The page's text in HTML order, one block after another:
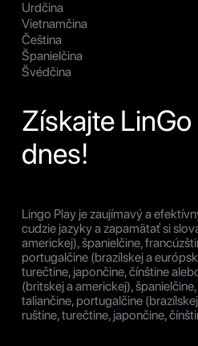
Urdčina
Vietnamčina
Čeština
Španielčina
Švédčina
Získajte
dnes!
Lingo Play je zaujímavý a
cudzie jazyky a zapamätať si
americkej), španielčine,
portugalčine (brazílskej a
turečtine, japončine, čínštine
(britskej a americkej),
taliančine, portugalčine
ruštine, turečtine, japončine,